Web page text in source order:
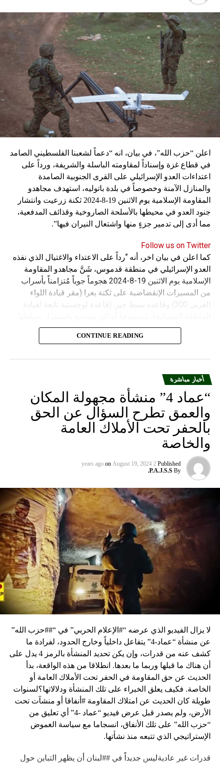
اعلن “حزب الله”، في بيان، انه “دعماً لشعبنا الفلسطيني الصامد
في قطاع غزة وإسناداً لمقاومته الباسلة ‌‏‌‏‌والشريفة، ورداً على
اعتداءات العدو الإسرائيلي على القرى الجنوبية الصامدة
والمنازل الآمنة وخصوصاً في بلدة باتوليه، استهدف مجاهدو
المقاومة الإسلامية يوم الاثنين 19-8-2024 ثكنة زرعيت وانتشار
جنود العدو في محيطها بالأسلحة الصاروخية وقذائف المدفعية،
مما أدى إلى تدمير جزءٍ منها واشتعال النيران فيها”.
Follow us on Twitter
كما اعلن في بيان اخر، أنه “رداً على الاعتداء والاغتيال الذي نفذه
العدو الإسرائيلي في منطقة قدموس، شَنَّ مجاهدو المقاومة
الإسلامية يوم الاثنين 19-8-2024 هجوماً جوياً مُتزامناً بأسراب
من المسيرات الإنقضاضية على ثكنة يعرا (مقر قيادة اللواء
الغربي 300) وقاعدة سنط جين (قاعدة لوجستية تابعة لقيادة
وجنودها وأصابت أهدافها بدقة وأوقعت فيهم عدداً من القتلى
CONTINUE READING
أخبار مباشرة
“عماد 4” منشأة مجهولة المكان
والعمق تطرح السؤال عن الحق
بالحفر تحت الأملاك العامة
والخاصة
Published
2 years ago
on August 19, 2024
By
P.A.J.S.S.
لا يزال الفيديو الذي عرضه “#الإعلام الحربي” في “##حزب الله”
عن منشأة “عماد-4” يتفاعل داخلياً وخارج الحدود، لفرادة ما
كشف عنه من قدرات، وإن يكن تحديد المنشأة بالرمز 4 يدل على
أن هناك ما قبلها وربما ما بعدها. انطلاقا من هذه الواقعة، بدأ
الحديث عن حق المقاومة في الحفر تحت الأملاك العامة أو
الخاصة. فكيف يعلق الخبراء على تلك المنشأة ودلالاتها؟لسنوات
طويلة كان الحديث عن امتلاك المقاومة #أنفاقا أو منشآت تحت
الأرض، ولم يصدر قبل عرض فيديو “عماد -4” أي تعليق من
“حزب الله” على تلك الأنفاق، انسجاما مع سياسة الغموض
الإستراتيجي الذي تتبعه منذ نشأتها.
قدرات غير عاديةليس جديداً في ##لبنان أن يظهر التباين حول